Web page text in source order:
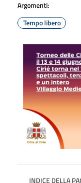
Argomenti:
Tempo libero
INDICE DELLA